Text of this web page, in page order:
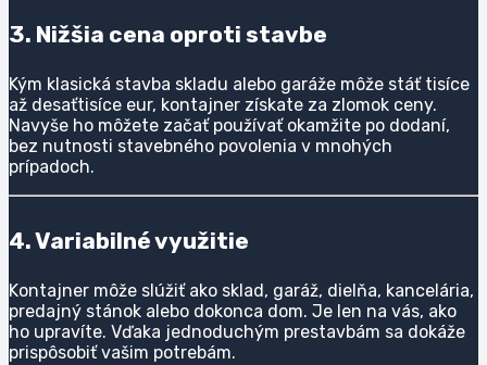
3. Nižšia cena oproti stavbe
Kým klasická stavba skladu alebo garáže môže stáť tisíce
až desaťtisíce eur, kontajner získate za zlomok ceny.
Navyše ho môžete začať používať okamžite po dodaní,
bez nutnosti stavebného povolenia v mnohých
prípadoch.
4. Variabilné využitie
Kontajner môže slúžiť ako sklad, garáž, dielňa, kancelária,
predajný stánok alebo dokonca dom. Je len na vás, ako
ho upravíte. Vďaka jednoduchým prestavbám sa dokáže
prispôsobiť vašim potrebám.